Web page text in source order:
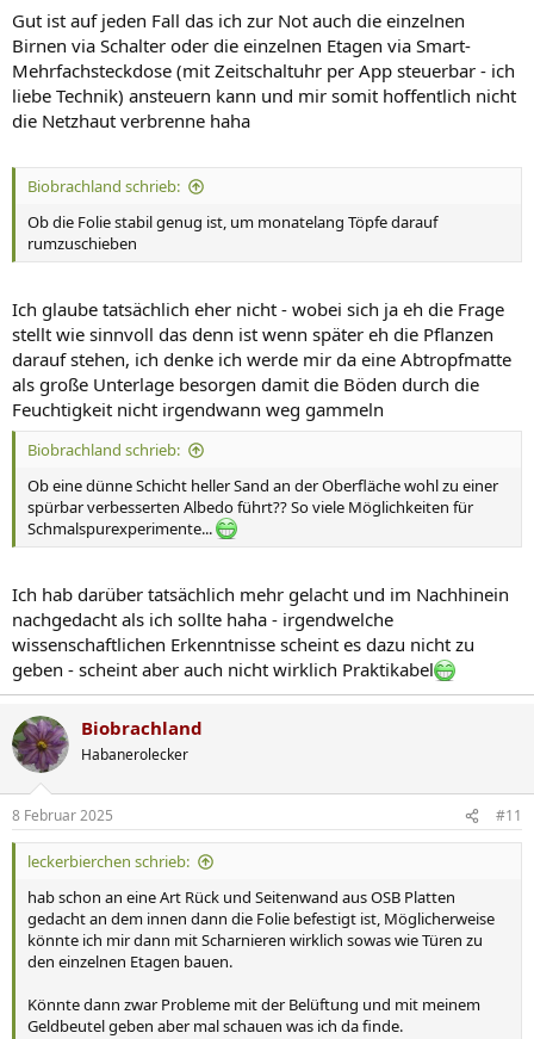
Gut ist auf jeden Fall das ich zur Not auch die einzelnen
Birnen via Schalter oder die einzelnen Etagen via Smart-
Mehrfachsteckdose (mit Zeitschaltuhr per App steuerbar - ich
liebe Technik) ansteuern kann und mir somit hoffentlich nicht
die Netzhaut verbrenne haha
Biobrachland schrieb:
Ob die Folie stabil genug ist, um monatelang Töpfe darauf
rumzuschieben
Ich glaube tatsächlich eher nicht - wobei sich ja eh die Frage
stellt wie sinnvoll das denn ist wenn später eh die Pflanzen
darauf stehen, ich denke ich werde mir da eine Abtropfmatte
als große Unterlage besorgen damit die Böden durch die
Feuchtigkeit nicht irgendwann weg gammeln
Biobrachland schrieb:
Ob eine dünne Schicht heller Sand an der Oberfläche wohl zu einer
spürbar verbesserten Albedo führt?? So viele Möglichkeiten für
Schmalspurexperimente...
Ich hab darüber tatsächlich mehr gelacht und im Nachhinein
nachgedacht als ich sollte haha - irgendwelche
wissenschaftlichen Erkenntnisse scheint es dazu nicht zu
geben - scheint aber auch nicht wirklich Praktikabel
Biobrachland
Habanerolecker
8 Februar 2025 #11
leckerbierchen schrieb:
hab schon an eine Art Rück und Seitenwand aus OSB Platten
gedacht an dem innen dann die Folie befestigt ist, Möglicherweise
könnte ich mir dann mit Scharnieren wirklich sowas wie Türen zu
den einzelnen Etagen bauen.
Könnte dann zwar Probleme mit der Belüftung und mit meinem
Geldbeutel geben aber mal schauen was ich da finde.